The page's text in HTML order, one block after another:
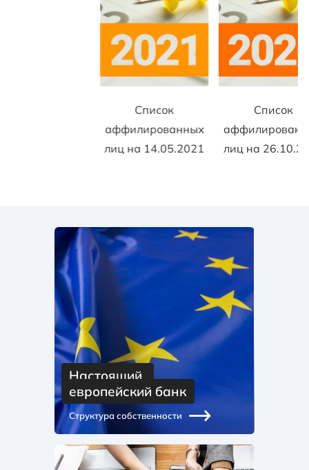
Список
аффилированных
лиц на 14.05.2021
Список
лиц на
Настоящий
европейский банк
Структура собственности